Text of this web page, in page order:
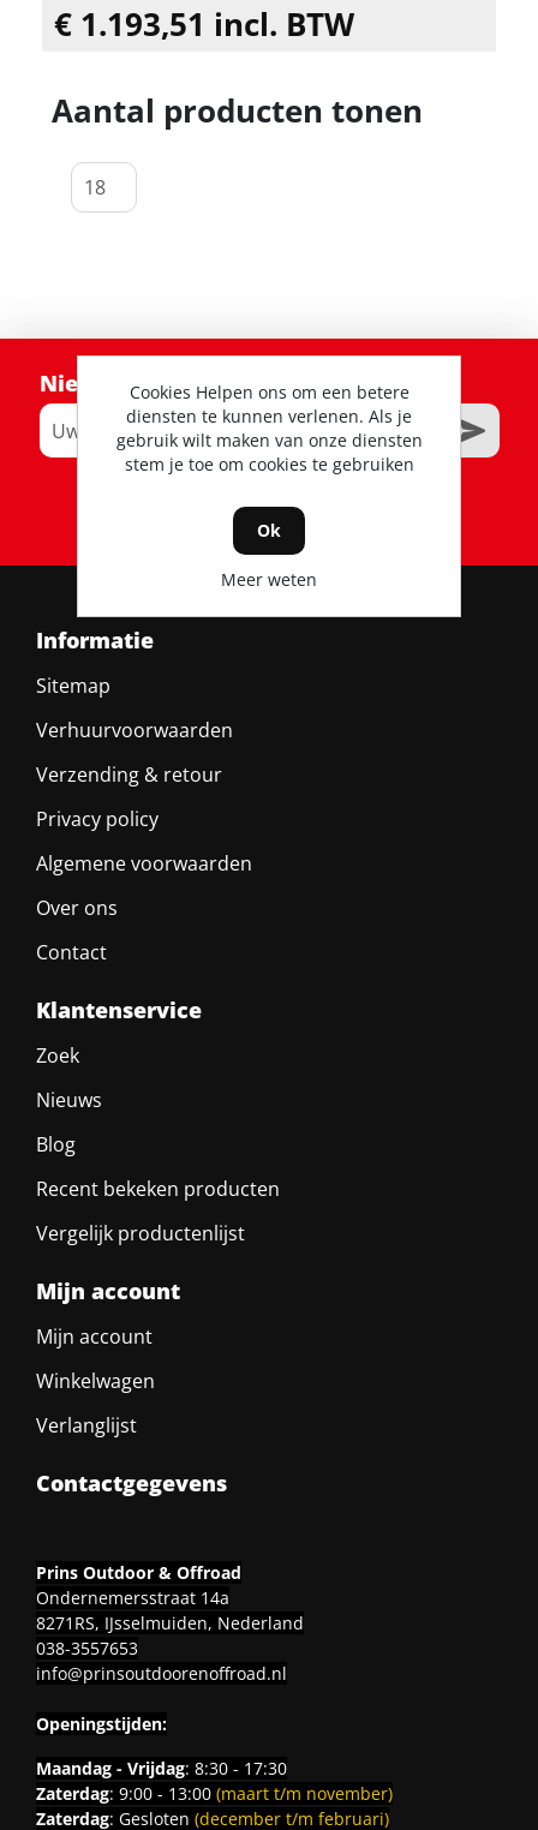
€ 1.193,51 incl. BTW
Aantal producten tonen
Nieuwsbrief
RSS
Informatie
Sitemap
Verhuurvoorwaarden
Verzending & retour
Privacy policy
Algemene voorwaarden
Over ons
Contact
Klantenservice
Zoek
Nieuws
Blog
Recent bekeken producten
Vergelijk productenlijst
Mijn account
Mijn account
Winkelwagen
Verlanglijst
Contactgegevens
Prins Outdoor & Offroad
Ondernemersstraat 14a
8271RS, IJsselmuiden, Nederland
038-3557653
info@prinsoutdoorenoffroad.nl
Openingstijden:
Maandag - Vrijdag: 8:30 - 17:30
Zaterdag: 9:00 - 13:00 (maart t/m november)
Zaterdag: Gesloten (december t/m februari)
Cookies Helpen ons om een betere
diensten te kunnen verlenen. Als je
gebruik wilt maken van onze diensten
stem je toe om cookies te gebruiken
Ok
Meer weten